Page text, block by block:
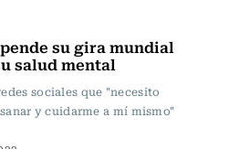
su gira mundial
salud mental
sociales que "necesito
y cuidarme a mí mismo"